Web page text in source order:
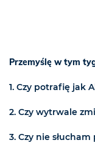
Przemyślę w tym
1. Czy potrafię jak
2. Czy wytrwale
3. Czy nie